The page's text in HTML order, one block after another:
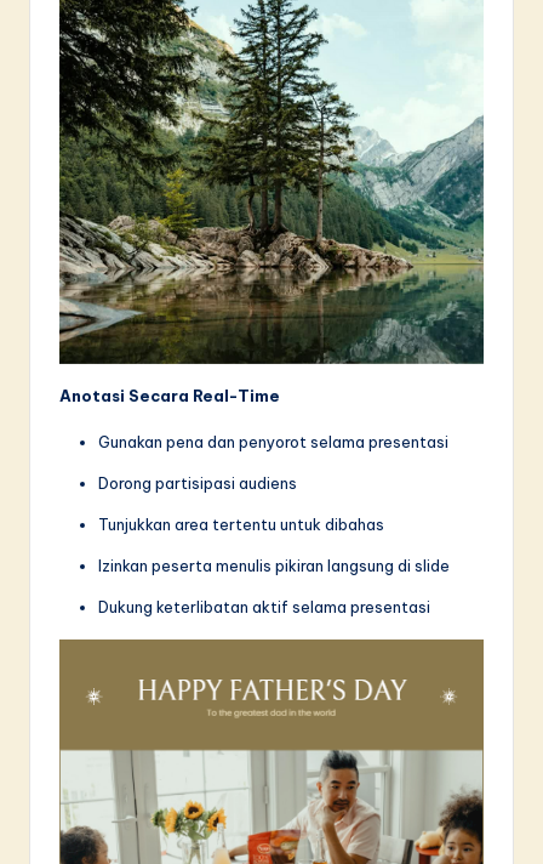
Anotasi Secara Real-Time
Gunakan pena dan penyorot selama presentasi
Dorong partisipasi audiens
Tunjukkan area tertentu untuk dibahas
Izinkan peserta menulis pikiran langsung di slide
Dukung keterlibatan aktif selama presentasi